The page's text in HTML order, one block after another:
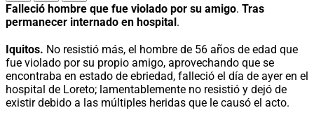
Falleció hombre que fue violado por su amigo. Tras
permanecer internado en hospital.
Iquitos. No resistió más, el hombre de 56 años de edad que
fue violado por su propio amigo, aprovechando que se
encontraba en estado de ebriedad, falleció el día de ayer en el
hospital de Loreto; lamentablemente no resistió y dejó de
existir debido a las múltiples heridas que le causó el acto.